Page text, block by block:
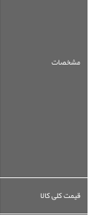
مشخصات
قیمت کلی کالا